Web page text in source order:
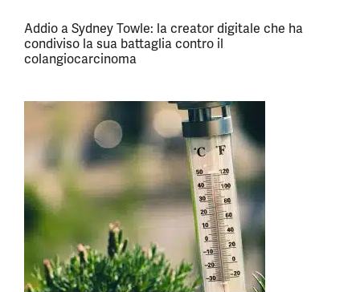
Addio a Sydney Towle: la creator digitale che ha
condiviso la sua battaglia contro il
colangiocarcinoma